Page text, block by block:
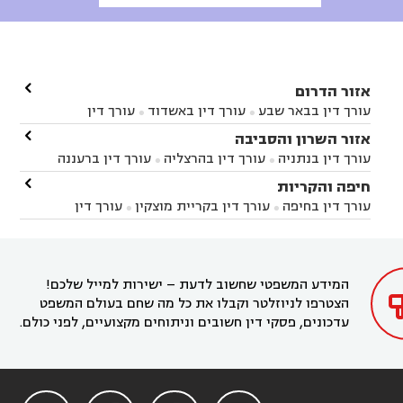
אזור הדרום
עורך דין בבאר שבע  עורך דין באשדוד 
עורך דין
באשקלון
עורך דין בבאר טוביה עורך דין בגן יבנה
עורך דין בניר הבנים עורך דין בערד
זיקים
עורך דין בנתיבות עורך דין בקרית מלאכי

אזור השרון והסביבה
עורך דין בנתניה  עורך דין בהרצליה  עורך דין ברעננה
עורך דין בחדרה עורך דין בכפר סבא
עורך דין בהוד
השרון
עורך דין באבן יהודה
עורך דין בחריש עורך דין בקיסריה עורך דין בקדימה

חיפה והקריות
עורך דין בחיפה  עורך דין בקריית מוצקין 
עורך דין
בקרית מוצקין
עורך דין בקריית אתא
עורך דין

המידע המשפטי שחשוב לדעת – ישירות למייל שלכם!
הצטרפו לניוזלטר וקבלו את כל מה שחם בעולם המשפט
עדכונים, פסקי דין חשובים וניתוחים מקצועיים, לפני כולם.